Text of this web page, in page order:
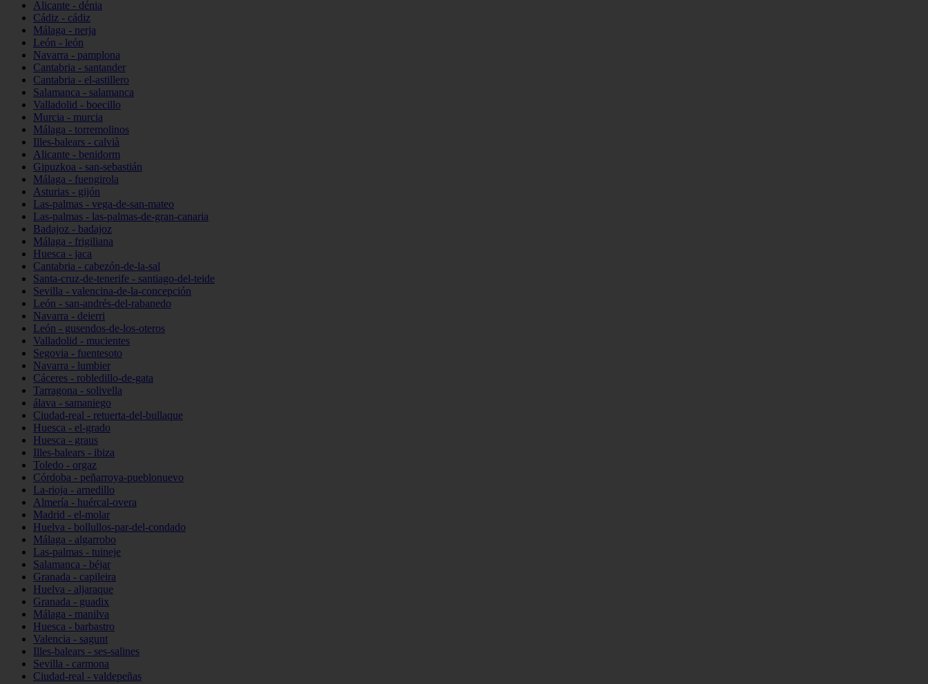
Alicante - dénia
Cádiz - cádiz
Málaga - nerja
León - león
Navarra - pamplona
Cantabria - santander
Cantabria - el-astillero
Salamanca - salamanca
Valladolid - boecillo
Murcia - murcia
Málaga - torremolinos
Illes-balears - calvià
Alicante - benidorm
Gipuzkoa - san-sebastián
Málaga - fuengirola
Asturias - gijón
Las-palmas - vega-de-san-mateo
Las-palmas - las-palmas-de-gran-canaria
Badajoz - badajoz
Málaga - frigiliana
Huesca - jaca
Cantabria - cabezón-de-la-sal
Santa-cruz-de-tenerife - santiago-del-teide
Sevilla - valencina-de-la-concepción
León - san-andrés-del-rabanedo
Navarra - deierri
León - gusendos-de-los-oteros
Valladolid - mucientes
Segovia - fuentesoto
Navarra - lumbier
Cáceres - robledillo-de-gata
Tarragona - solivella
álava - samaniego
Ciudad-real - retuerta-del-bullaque
Huesca - el-grado
Huesca - graus
Illes-balears - ibiza
Toledo - orgaz
Córdoba - peñarroya-pueblonuevo
La-rioja - arnedillo
Almería - huércal-overa
Madrid - el-molar
Huelva - bollullos-par-del-condado
Málaga - algarrobo
Las-palmas - tuineje
Salamanca - béjar
Granada - capileira
Huelva - aljaraque
Granada - guadix
Málaga - manilva
Huesca - barbastro
Valencia - sagunt
Illes-balears - ses-salines
Sevilla - carmona
Ciudad-real - valdepeñas